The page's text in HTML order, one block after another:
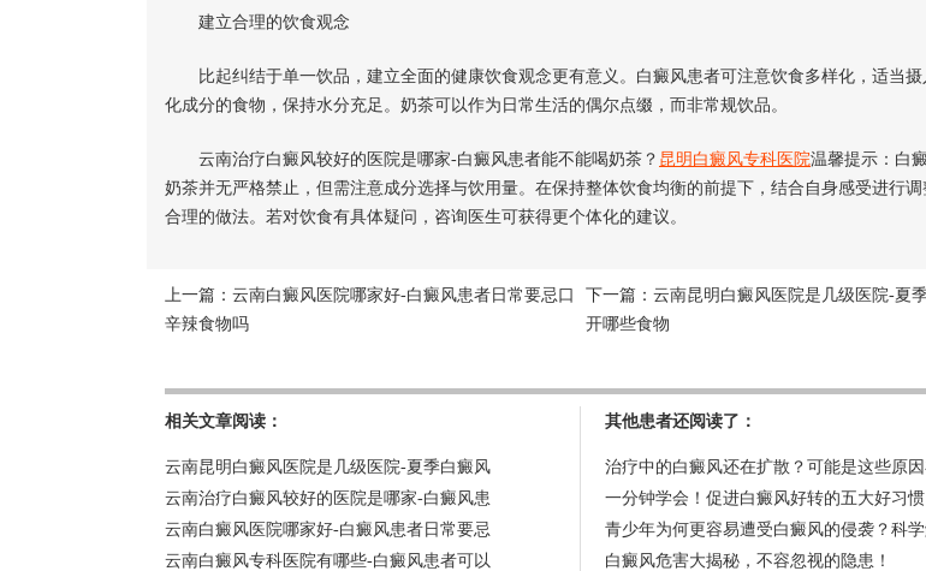
建立合理的饮食观念
比起纠结于单一饮品，建立全面的健康饮食观念更有意义。白癜风患者可注意饮食多样化，适当摄
化成分的食物，保持水分充足。奶茶可以作为日常生活的偶尔点缀，而非常规饮品。
云南治疗白癜风较好的医院是哪家-白癜风患者能不能喝奶茶？ 昆明白癜风专科医院温馨提示：白
奶茶并无严格禁止，但需注意成分选择与饮用量。在保持整体饮食均衡的前提下，结合自身感受进行调
合理的做法。若对饮食有具体疑问，咨询医生可获得更个体化的建议。
上一篇： 云南白癜风医院哪家好-白癜风患者日常要忌口
辛辣食物吗
下一篇： 云南昆明白癜风医院是几级医院-夏
开哪些食物
相关文章阅读：
云南昆明白癜风医院是几级医院-夏季白癜风
云南治疗白癜风较好的医院是哪家-白癜风患
云南白癜风医院哪家好-白癜风患者日常要忌
云南白癜风专科医院有哪些-白癜风患者可以
其他患者还阅读了：
治疗中的白癜风还在扩散？可能是这些原
一分钟学会！促进白癜风好转的五大好习惯
青少年为何更容易遭受白癜风的侵袭？科
白癜风危害大揭秘，不容忽视的隐患！